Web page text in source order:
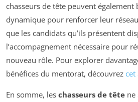
chasseurs de tête peuvent également
dynamique pour renforcer leur
que les candidats qu’ils présentent
l’accompagnement nécessaire pour
nouveau rôle. Pour explorer
bénéfices du mentorat, découvrez cet
En somme, les chasseurs de tête ne